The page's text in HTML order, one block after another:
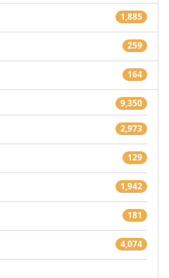
1,885
259
164
9,350
2,973
129
1,942
181
4,074